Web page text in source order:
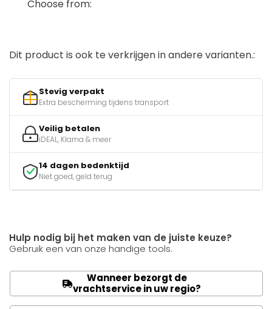
Choose from:
Dit product is ook te verkrijgen in andere varianten.:
Stevig verpakt
Extra bescherming tijdens transport
Veilig betalen
iDEAL, Klarna & meer
14 dagen bedenktijd
Niet goed, geld terug
Hulp nodig bij het maken van de juiste keuze?
Gebruik een van onze handige tools.
Wanneer bezorgt de
vrachtservice in uw regio?